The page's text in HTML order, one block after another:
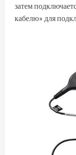
затем
кабелю» для